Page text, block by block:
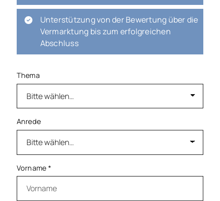
Unterstützung von der Bewertung über die
Vermarktung bis zum erfolgreichen
Abschluss
Thema
Anrede
Vorname *